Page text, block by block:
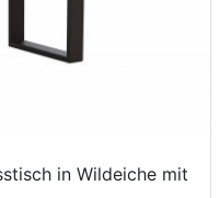
in Wildeiche mit